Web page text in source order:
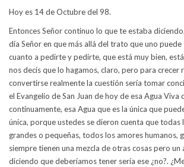
Hoy es 14 de Octubre del 98.
Entonces Señor continuo lo que te estaba
día Señor en que más allá del trato que uno puede
cuanto a pedirte y pedirte, que está muy bien,
nos decís que lo hagamos, claro, pero para crecer
convertirse realmente la cuestión sería tomar
el Evangelio de San Juan de hoy de esa Agua
continuamente, esa Agua que es la única que
única, porque ustedes se dieron cuenta que todas
grandes o pequeñas, todos los amores humanos,
siempre tienen una mezcla de otras cosas pero
diciendo que deberíamos tener sería ese ¿no?.